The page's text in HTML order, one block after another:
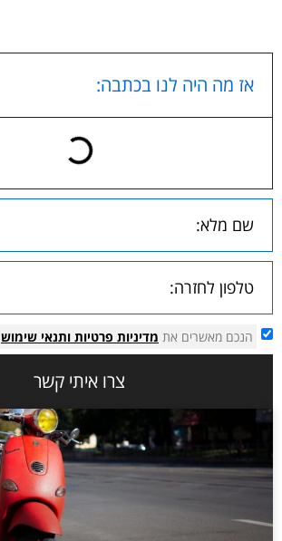
אז מה היה לנו בכתבה:
הנכם מאשרים את מדיניות פרטיות ותנאי שימוש
צרו איתי קשר